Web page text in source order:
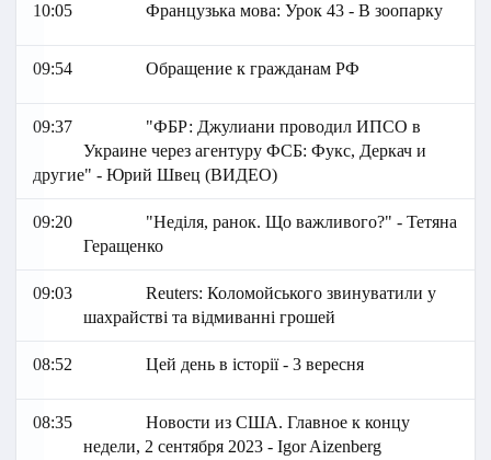
10:05 Французька мова: Урок 43 - В зоопарку
09:54 Обращение к гражданам РФ
09:37
"ФБР: Джулиани проводил ИПСО в
Украине через агентуру ФСБ: Фукс, Деркач и
другие" - Юрий Швец (ВИДЕО)
09:20
"Неділя, ранок. Що важливого?" - Тетяна
Геращенко
09:03
Reuters: Коломойського звинуватили у
шахрайстві та відмиванні грошей
08:52 Цей день в історії - 3 вересня
08:35
Новости из США. Главное к концу
недели, 2 сентября 2023 - Igor Aizenberg